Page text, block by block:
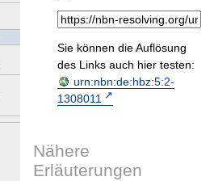
Sie können die Auflösung
des Links auch hier testen:
urn:nbn:de:hbz:5:2-
1308011
Nähere
Erläuterungen